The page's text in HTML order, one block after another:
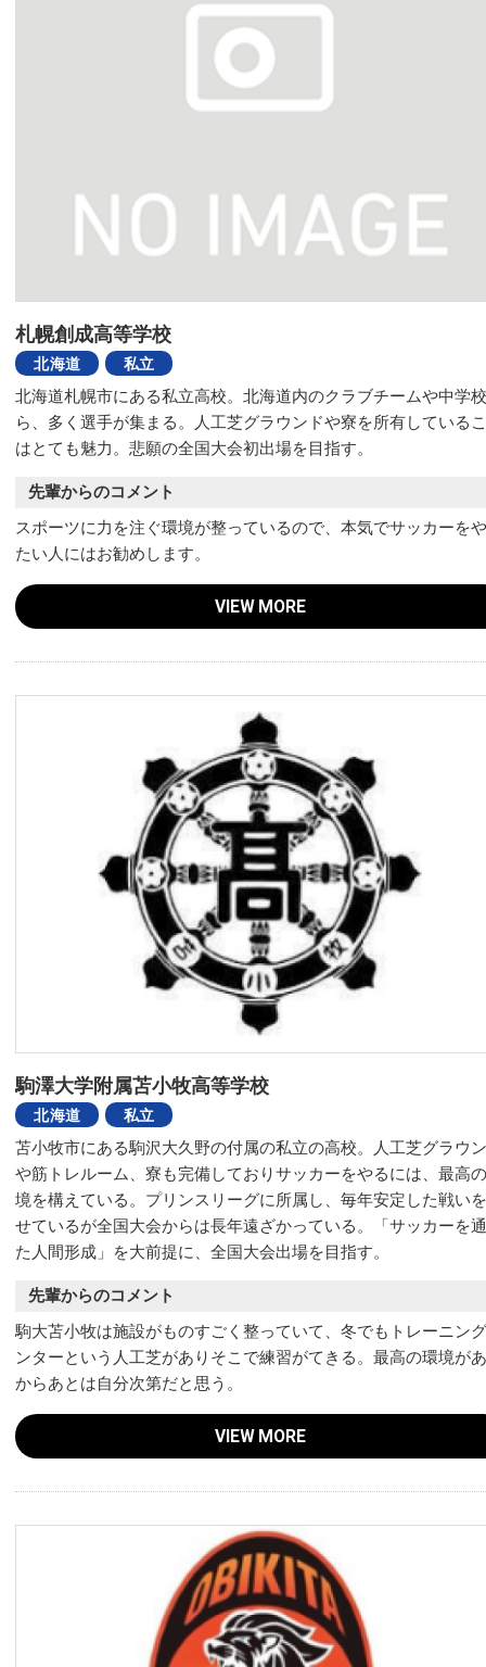
札幌創成高等学校
北海道 私立
北海道札幌市にある私立高校。北海道内のクラブチームや中学
ら、多く選手が集まる。人工芝グラウンドや寮を所有している
はとても魅力。悲願の全国大会初出場を目指す。
先輩からのコメント
スポーツに力を注ぐ環境が整っているので、本気でサッカーを
たい人にはお勧めします。
VIEW MORE
駒澤大学附属苫小牧高等学校
北海道 私立
苫小牧市にある駒沢大久野の付属の私立の高校。人工芝グラウ
や筋トレルーム、寮も完備しておりサッカーをやるには、最高
境を構えている。プリンスリーグに所属し、毎年安定した戦い
せているが全国大会からは長年遠ざかっている。「サッカーを
た人間形成」を大前提に、全国大会出場を目指す。
先輩からのコメント
駒大苫小牧は施設がものすごく整っていて、冬でもトレーニン
ンターという人工芝がありそこで練習がてきる。最高の環境が
からあとは自分次第だと思う。
VIEW MORE